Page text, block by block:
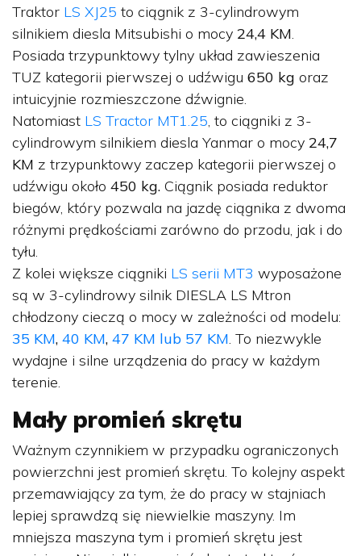
Traktor LS XJ25 to ciągnik z 3-cylindrowym
silnikiem diesla Mitsubishi o mocy 24,4 KM.
Posiada trzypunktowy tylny układ zawieszenia
TUZ kategorii pierwszej o udźwigu 650 kg oraz
intuicyjnie rozmieszczone dźwignie.
Natomiast LS Tractor MT1.25, to ciągniki z 3-
cylindrowym silnikiem diesla Yanmar o mocy 24,7
KM z trzypunktowy zaczep kategorii pierwszej o
udźwigu około 450 kg. Ciągnik posiada reduktor
biegów, który pozwala na jazdę ciągnika z dwoma
różnymi prędkościami zarówno do przodu, jak i do
tyłu.
Z kolei większe ciągniki LS serii MT3 wyposażone
są w 3-cylindrowy silnik DIESLA LS Mtron
chłodzony cieczą o mocy w zależności od modelu:
35 KM, 40 KM, 47 KM lub 57 KM. To niezwykle
wydajne i silne urządzenia do pracy w każdym
terenie.
Mały promień skrętu
Ważnym czynnikiem w przypadku ograniczonych
powierzchni jest promień skrętu. To kolejny aspekt
przemawiający za tym, że do pracy w stajniach
lepiej sprawdzą się niewielkie maszyny. Im
mniejsza maszyna tym i promień skrętu jest